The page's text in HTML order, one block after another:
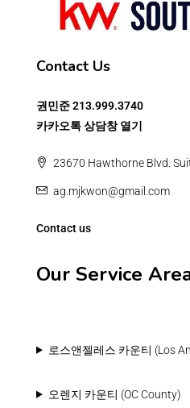
Contact Us
권민준213.999.3740
카카오톡 상담창 열기
23670 Hawthorne Blvd.
ag.mjkwon@gmail.com
Contact us
Our Service
로스앤젤레스 카운티 (Los
오렌지 카운티 (OC County)